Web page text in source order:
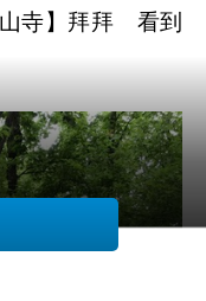
寺】拜拜 看到